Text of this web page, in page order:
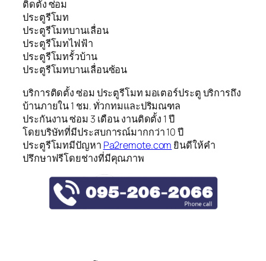
ติดตั้ง ซ่อม
ประตูรีโมท
ประตูรีโมทบานเลื่อน
ประตูรีโมทไฟฟ้า
ประตูรีโมทรั้วบ้าน
ประตูรีโมทบานเลื่อนซ้อน
บริการติดตั้ง ซ่อม ประตูรีโมท มอเตอร์ประตู บริการถึง
บ้านภายใน 1 ชม. ทั่วกทมและปริมณฑล
ประกันงาน ซ่อม 3 เดือน งานติดตั้ง 1 ปี
โดยบริษัทที่มีประสบการณ์มากกว่า 10 ปี
ประตูรีโมทมีปัญหา Pa2remote.com ยินดีให้คำ
ปรึกษาฟรีโดยช่างที่มีคุณภาพ